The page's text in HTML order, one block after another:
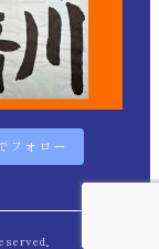
フォロー